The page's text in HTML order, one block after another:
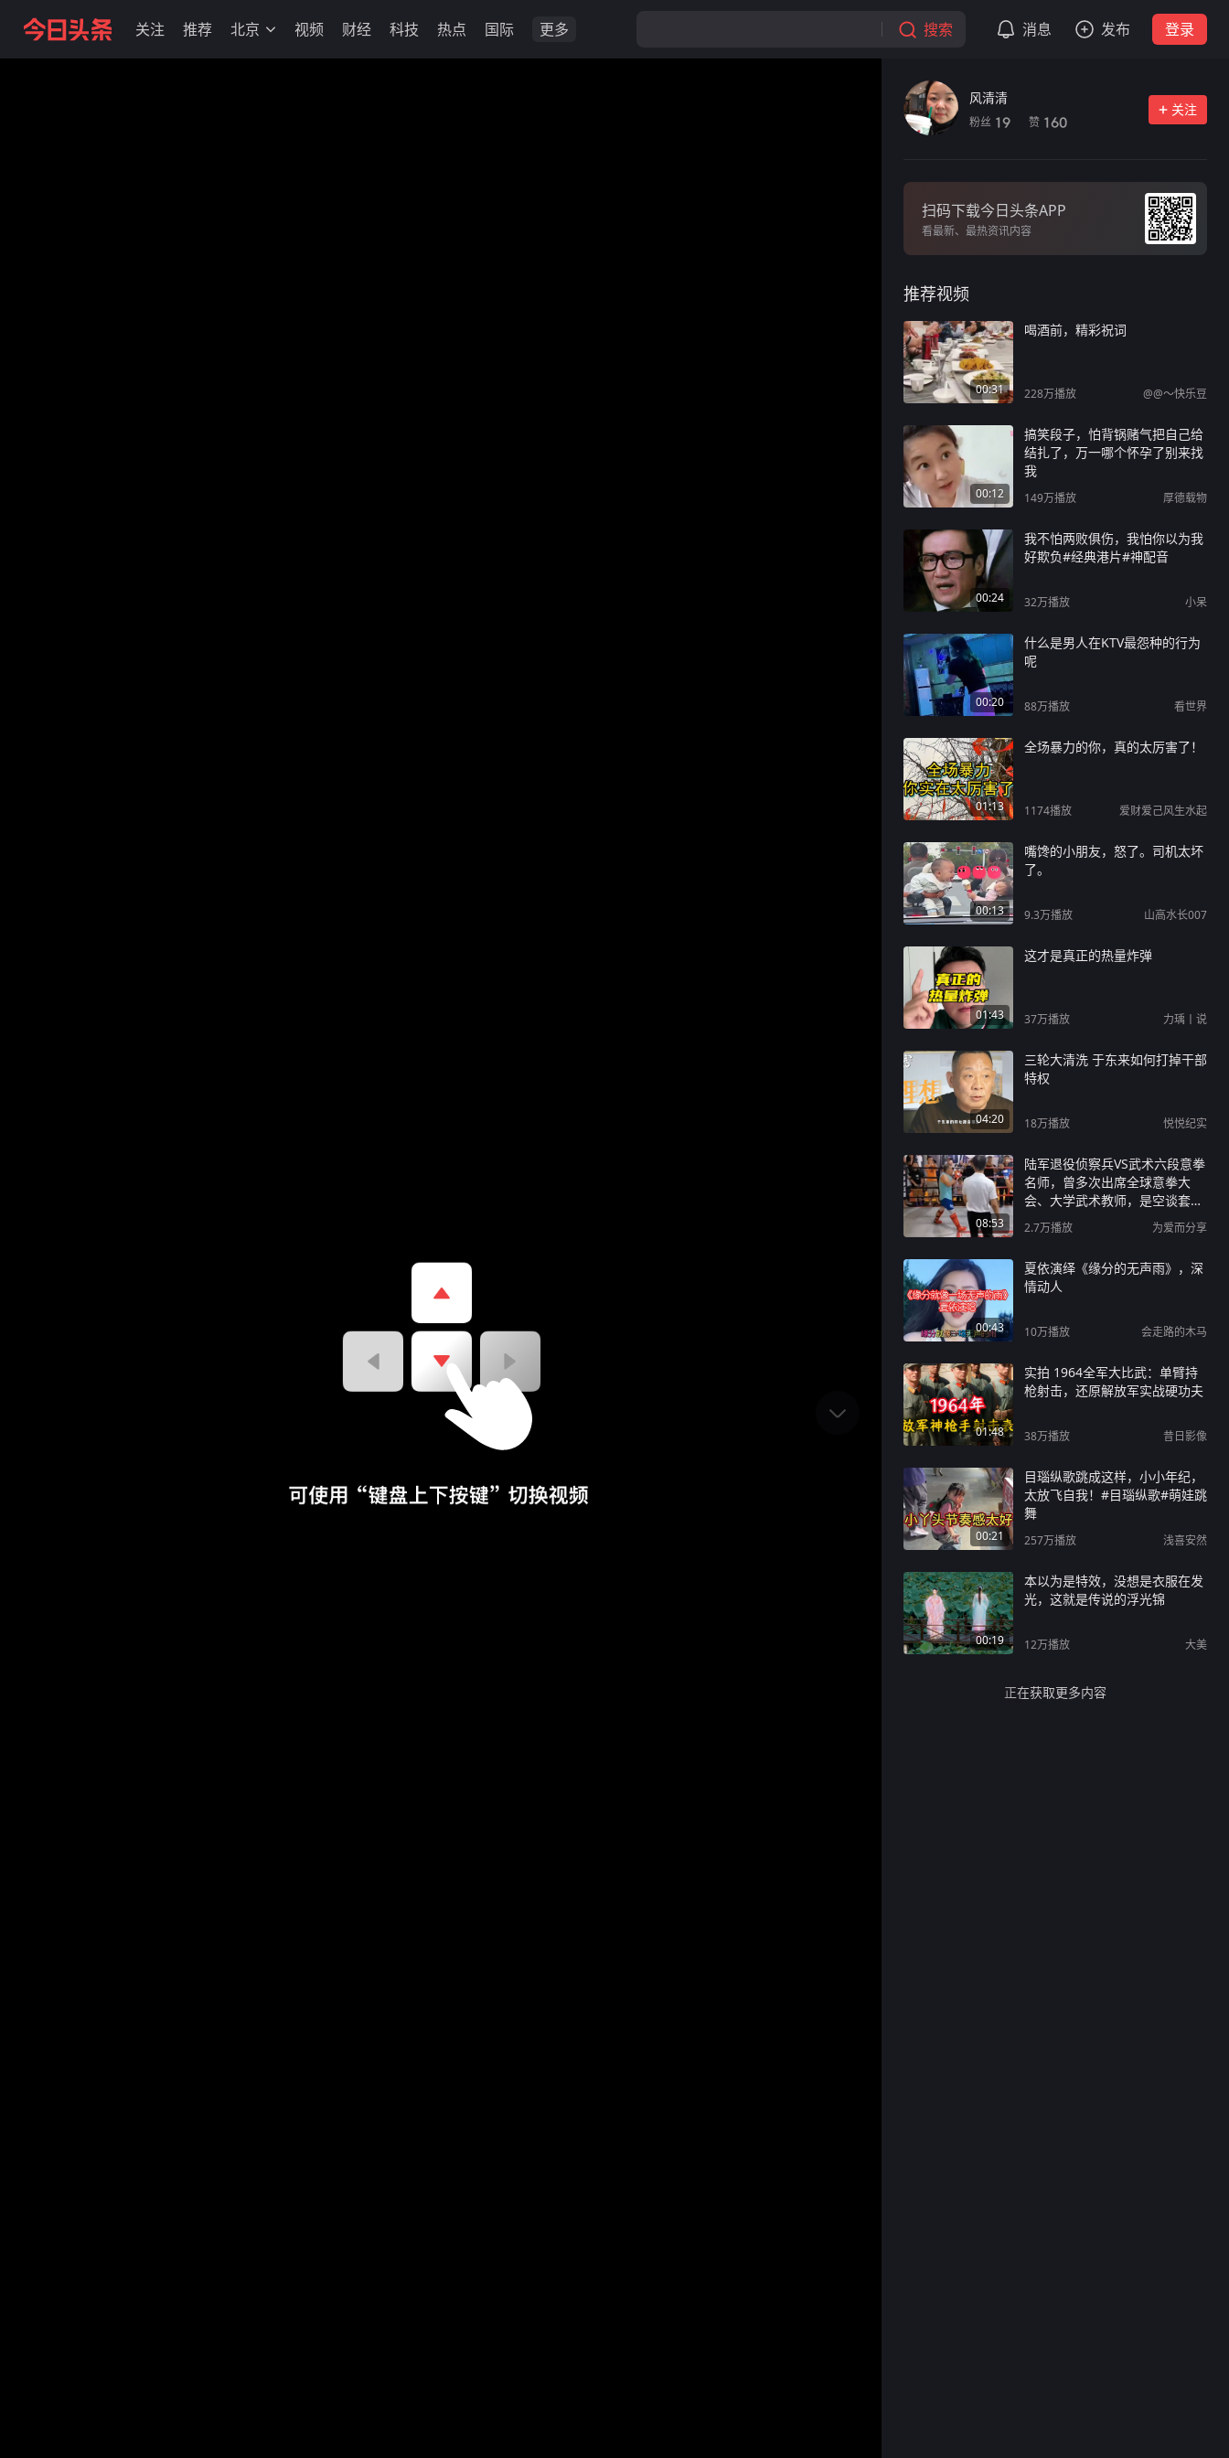
关注 推荐 北京 视频 财经 科技 热点 国际 更多 搜索 消息 发布 登录
风清清
粉丝 19 赞 160
关注
扫码下载今日头条APP
看最新、最热资讯内容
推荐视频
00:31
喝酒前，精彩祝词
228万播放 @@～快乐豆
00:12
搞笑段子，怕背锅赌气把自己给
结扎了，万一哪个怀孕了别来找
我
149万播放 厚德载物
00:24
我不怕两败俱伤，我怕你以为我
好欺负#经典港片#神配音
32万播放 小呆
00:20
什么是男人在KTV最怨种的行为
呢
88万播放 看世界
01:13
全场暴力的你，真的太厉害了！
1174播放 爱财爱己风生水起
00:13
嘴馋的小朋友，怒了。司机太坏
了。
9.3万播放 山高水长007
01:43
这才是真正的热量炸弹
37万播放 力瑀丨说
04:20
三轮大清洗 于东来如何打掉干部
特权
18万播放 悦悦纪实
08:53
陆军退役侦察兵VS武术六段意拳
名师，曾多次出席全球意拳大
会、大学武术教师，是空谈套路
还是实战高手？
2.7万播放 为爱而分享
00:43
夏依演绎《缘分的无声雨》，深
情动人
10万播放 会走路的木马
01:48
实拍 1964全军大比武：单臂持
枪射击，还原解放军实战硬功夫
38万播放 昔日影像
00:21
目瑙纵歌跳成这样，小小年纪，
太放飞自我！#目瑙纵歌#萌娃跳
舞
257万播放 浅喜安然
00:19
本以为是特效，没想是衣服在发
光，这就是传说的浮光锦
12万播放 大美
正在获取更多内容